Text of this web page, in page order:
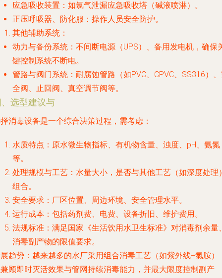
应急吸收装置 ：如氯气泄漏应急吸收塔（碱液喷淋）。
正压呼吸器、防化服 ：操作人员安全防护。
其他辅助系统 ：
动力与备份系统 ：不间断电源（UPS）、备用发电机，确保
键控制系统不断电。
管路与阀门系统 ：耐腐蚀管路（如PVC、CPVC、SS316）
全阀、止回阀、真空调节阀等。
选型建议与
消毒设备是一个综合决策过程，需考虑：
水质特点 ：原水微生物指标、有机物含量、浊度、pH、氨氮
等。
处理规模与工艺 ：水量大小，是否与其他工艺（如深度处理
组合。
安全要求 ：厂区位置、周边环境、安全管理水平。
运行成本 ：包括药剂费、电费、设备折旧、维护费用。
法规标准 ：满足国家《生活饮用水卫生标准》对消毒剂余量
消毒副产物的限值要求。
趋势 ：越来越多的水厂采用组合消毒工艺 （如紫外线+氯胺）
顾即时灭活效果与管网持续消毒能力，并最大限度控制副产